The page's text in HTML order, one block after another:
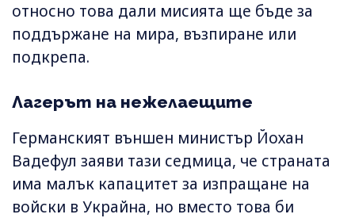
относно това дали мисията ще бъде за
поддържане на мира, възпиране или
подкрепа.
Лагерът на нежелаещите
Германският външен министър Йохан
Вадефул заяви тази седмица, че страната
има малък капацитет за изпращане на
войски в Украйна, но вместо това би